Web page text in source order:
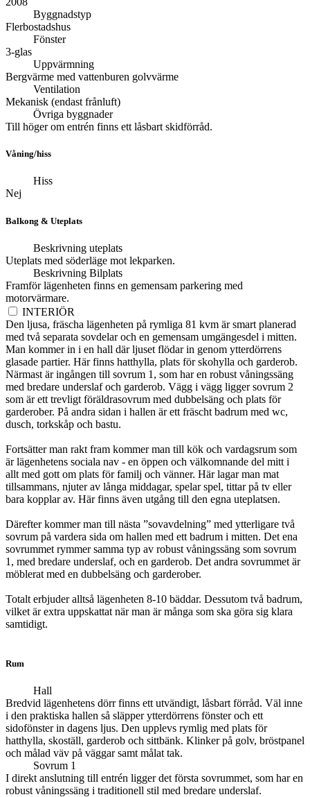
Byggnadstyp
Flerbostadshus
Fönster
3-glas
Uppvärmning
Bergvärme med vattenburen golvvärme
Ventilation
Mekanisk (endast frånluft)
Övriga byggnader
Till höger om entrén finns ett låsbart skidförråd.
Våning/hiss
Hiss
Nej
Balkong & Uteplats
Beskrivning uteplats
Uteplats med söderläge mot lekparken.
Beskrivning Bilplats
Framför lägenheten finns en gemensam parkering med
motorvärmare.
INTERIÖR
Den ljusa, fräscha lägenheten på rymliga 81 kvm är smart planerad
med två separata sovdelar och en gemensam umgängesdel i mitten.
Man kommer in i en hall där ljuset flödar in genom ytterdörrens
glasade partier. Här finns hatthylla, plats för skohylla och garderob.
Närmast är ingången till sovrum 1, som har en robust våningssäng
med bredare underslaf och garderob. Vägg i vägg ligger sovrum 2
som är ett trevligt föräldrasovrum med dubbelsäng och plats för
garderober. På andra sidan i hallen är ett fräscht badrum med wc,
dusch, torkskåp och bastu.
Fortsätter man rakt fram kommer man till kök och vardagsrum som
är lägenhetens sociala nav - en öppen och välkomnande del mitt i
allt med gott om plats för familj och vänner. Här lagar man mat
tillsammans, njuter av långa middagar, spelar spel, tittar på tv eller
bara kopplar av. Här finns även utgång till den egna uteplatsen.
Därefter kommer man till nästa ”sovavdelning” med ytterligare två
sovrum på vardera sida om hallen med ett badrum i mitten. Det ena
sovrummet rymmer samma typ av robust våningssäng som sovrum
1, med bredare underslaf, och en garderob. Det andra sovrummet är
möblerat med en dubbelsäng och garderober.
Totalt erbjuder alltså lägenheten 8-10 bäddar. Dessutom två badrum,
vilket är extra uppskattat när man är många som ska göra sig klara
samtidigt.
Rum
Hall
Bredvid lägenhetens dörr finns ett utvändigt, låsbart förråd. Väl inne
i den praktiska hallen så släpper ytterdörrens fönster och ett
sidofönster in dagens ljus. Den upplevs rymlig med plats för
hatthylla, skoställ, garderob och sittbänk. Klinker på golv, bröstpanel
och målad väv på väggar samt målat tak.
Sovrum 1
I direkt anslutning till entrén ligger det första sovrummet, som har en
robust våningssäng i traditionell stil med bredare underslaf.